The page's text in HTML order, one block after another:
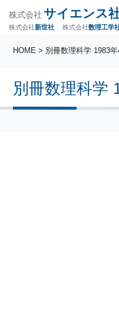
株式会社 サイエンス
株式会社新世社 株式会社数理工学
別冊数理科学
HOME > 別冊数理科学 1983